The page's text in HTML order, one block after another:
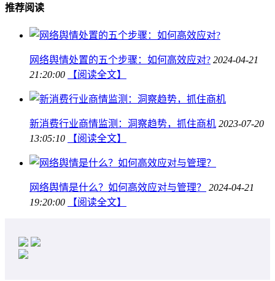
推荐阅读
网络舆情处置的五个步骤：如何高效应对? 2024-04-21
21:20:00
【阅读全文】
新消费行业商情监测：洞察趋势，抓住商机 2023-07-20
13:05:10
【阅读全文】
网络舆情是什么？如何高效应对与管理？
2024-04-21
19:20:00
【阅读全文】